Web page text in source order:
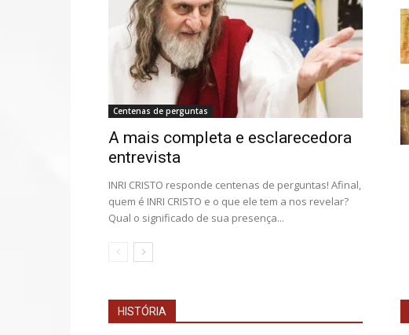
Centenas de perguntas
A mais completa e esclarecedora
entrevista
INRI CRISTO responde centenas de perguntas! Afinal,
quem é INRI CRISTO e o que ele tem a nos revelar?
Qual o significado de sua presença...
HISTÓRIA